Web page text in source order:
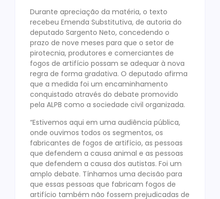
Durante apreciação da matéria, o texto
recebeu Emenda Substitutiva, de autoria do
deputado Sargento Neto, concedendo o
prazo de nove meses para que o setor de
pirotecnia, produtores e comerciantes de
fogos de artifício possam se adequar à nova
regra de forma gradativa. O deputado afirma
que a medida foi um encaminhamento
conquistado através do debate promovido
pela ALPB como a sociedade civil organizada.
“Estivemos aqui em uma audiência pública,
onde ouvimos todos os segmentos, os
fabricantes de fogos de artifício, as pessoas
que defendem a causa animal e as pessoas
que defendem a causa dos autistas. Foi um
amplo debate. Tínhamos uma decisão para
que essas pessoas que fabricam fogos de
artifício também não fossem prejudicadas de